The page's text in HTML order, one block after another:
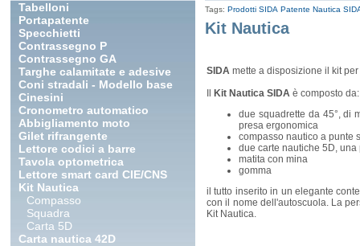
Tabelloni
Portapatente
Specchietti
Contrassegno P
Contrassegno GA
Targhe calamitate e adesive
Coni stradali - Modello base
Cinesini
Cronometro automatico
Abbigliamento moto
Gilet rifrangente
Lettore codici a barre
Tavola optometrica
Lettore smart card CIE/CNS
Kit Nautica
Compasso
Squadra
Carta 5D
Carta nautica 42D
Tags: Prodotti SIDA Patente Nautica
Kit Nautica
SIDA mette a disposizione il kit
Kit Nautica SIDA è composto da:
due squadrette da 45°, di
presa ergonomica
compasso nautico a punte
due carte nautiche 5D,
matita con mina
gomma
il tutto inserito in un elegante
con il nome dell'autoscuola. La
Kit Nautica.